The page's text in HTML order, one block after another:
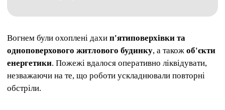
Вогнем були охоплені дахи п'ятиповерхівки та
одноповерхового житлового будинку, а також об'єкти
енергетики. Пожежі вдалося оперативно ліквідувати,
незважаючи на те, що роботи ускладнювали повторні
обстріли.